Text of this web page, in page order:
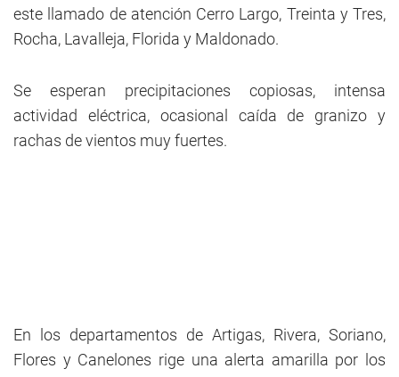
este llamado de atención Cerro Largo, Treinta y Tres,
Rocha, Lavalleja, Florida y Maldonado.
Se esperan precipitaciones copiosas, intensa
actividad eléctrica, ocasional caída de granizo y
rachas de vientos muy fuertes.
En los departamentos de Artigas, Rivera, Soriano,
Flores y Canelones rige una alerta amarilla por los